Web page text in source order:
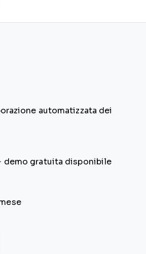
automatizzata dei
demo gratuita disponibile